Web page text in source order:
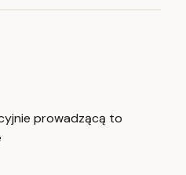
prowadzącą to